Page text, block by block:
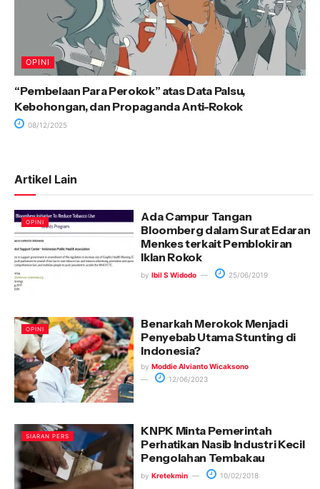
OPINI
“Pembelaan Para Perokok” atas Data Palsu,
Kebohongan, dan Propaganda Anti-Rokok
08/12/2025
Artikel Lain
OPINI
Ada Campur Tangan
Bloomberg dalam Surat Edaran
Menkes terkait Pemblokiran
Iklan Rokok
by Ibil S Widodo 25/06/2019
OPINI
Benarkah Merokok Menjadi
Penyebab Utama Stunting di
Indonesia?
by Moddie Alvianto Wicaksono
12/06/2023
SIARAN PERS
KNPK Minta Pemerintah
Perhatikan Nasib Industri Kecil
Pengolahan Tembakau
by Kretekmin 10/02/2018